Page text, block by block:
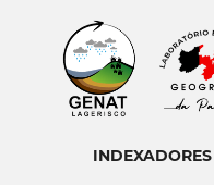
INDEXADORES